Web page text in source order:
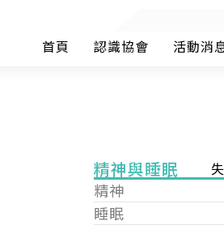
首頁 認識協會 活動消
精神與睡眠
精神
睡眠